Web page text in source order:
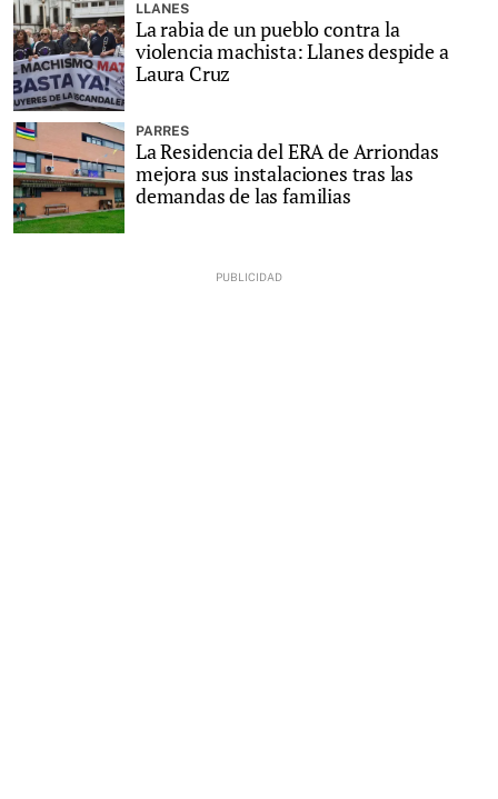
LLANES
La rabia de un pueblo contra la
violencia machista: Llanes despide a
Laura Cruz
PARRES
La Residencia del ERA de Arriondas
mejora sus instalaciones tras las
demandas de las familias